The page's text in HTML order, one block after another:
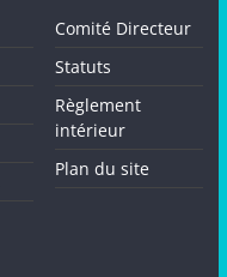
Comité Directeur
Statuts
Règlement
intérieur
Plan du site